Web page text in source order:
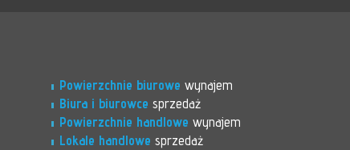
Powierzchnie biurowe wynajem
Biura i biurowce sprzedaż
Powierzchnie handlowe wynajem
Lokale handlowe sprzedaż